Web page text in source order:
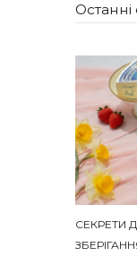
Останні
СЕКРЕТИ